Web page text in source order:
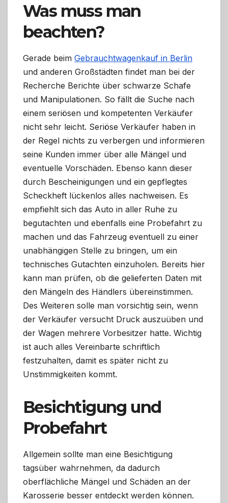
Was muss man
beachten?
Gerade beim Gebrauchtwagenkauf in Berlin
und anderen Großstädten findet man bei der
Recherche Berichte über schwarze Schafe
und Manipulationen. So fällt die Suche nach
einem seriösen und kompetenten Verkäufer
nicht sehr leicht. Seriöse Verkäufer haben in
der Regel nichts zu verbergen und informieren
seine Kunden immer über alle Mängel und
eventuelle Vorschäden. Ebenso kann dieser
durch Bescheinigungen und ein gepflegtes
Scheckheft lückenlos alles nachweisen. Es
empfiehlt sich das Auto in aller Ruhe zu
begutachten und ebenfalls eine Probefahrt zu
machen und das Fahrzeug eventuell zu einer
unabhängigen Stelle zu bringen, um ein
technisches Gutachten einzuholen. Bereits hier
kann man prüfen, ob die gelieferten Daten mit
den Mängeln des Händlers übereinstimmen.
Des Weiteren solle man vorsichtig sein, wenn
der Verkäufer versucht Druck auszuüben und
der Wagen mehrere Vorbesitzer hatte. Wichtig
ist auch alles Vereinbarte schriftlich
festzuhalten, damit es später nicht zu
Unstimmigkeiten kommt.
Besichtigung und
Probefahrt
Allgemein sollte man eine Besichtigung
tagsüber wahrnehmen, da dadurch
oberflächliche Mängel und Schäden an der
Karosserie besser entdeckt werden können.